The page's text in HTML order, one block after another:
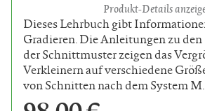
Produkt-Details
Dieses Lehrbuch gibt
Gradieren. Die Anleitungen zu
der Schnittmuster zeigen das
Verkleinern auf verschiedene
von Schnitten nach dem System